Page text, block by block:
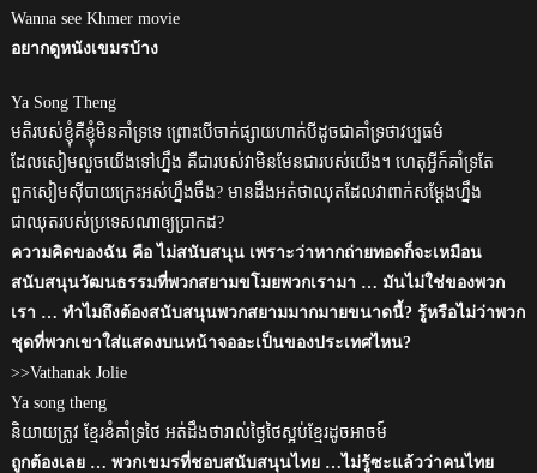
Wanna see Khmer movie
อยากดูหนังเขมรบ้าง
Ya Song Theng
មតិរបស់ខ្ញុំគឺខ្ញុំមិនគាំទ្រទេ ព្រោះបើចាក់ផ្សាយហាក់បីដូចជាគាំទ្រថាវប្បធម៌
ដែលសៀមលួចយើងទៅហ្នឹង គឺជារបស់វាមិនមែនជារបស់យើង។ ហេតុអ្វីក៍គាំទ្រតែ
ពួកសៀមសុីបាយក្រេះអស់ហ្នឹងចឹង? មានដឹងអត់ថាឈុតដែលវាពាក់សម្ដែងហ្នឹង
ជាឈុតរបស់ប្រទេសណាឲ្យប្រាកដ?
ความคิดของฉัน คือ ไม่สนับสนุน เพราะว่าหากถ่ายทอดก็จะเหมือน
สนับสนุนวัฒนธรรมที่พวกสยามขโมยพวกเรามา … มันไม่ใช่ของพวก
เรา … ทำไมถึงต้องสนับสนุนพวกสยามมากมายขนาดนี้? รู้หรือไม่ว่าพวก
ชุดที่พวกเขาใส่แสดงบนหน้าจออะเป็นของประเทศไหน?
>>Vathanak Jolie
Ya song theng
និយាយត្រូវ ខ្មែរខំគាំទ្រថៃ អត់ដឹងថារាល់ថ្ងៃថៃស្អប់ខ្មែរដូចអាចម៍
ถูกต้องเลย … พวกเขมรที่ชอบสนับสนุนไทย …ไม่รู้ซะแล้วว่าคนไทย